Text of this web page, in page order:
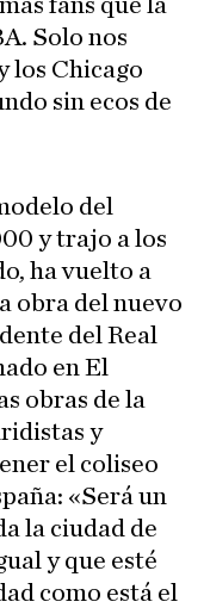
Solo nos
los Chicago
sin ecos de
del
y trajo a los
ha vuelto a
obra del nuevo
del Real
en El
obras de la
y
el coliseo
«Será un
la ciudad de
y que esté
como está el